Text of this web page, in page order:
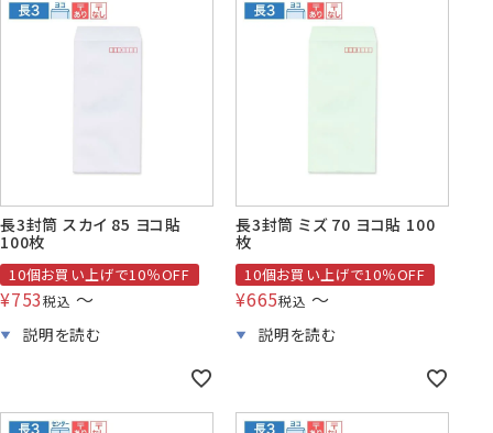
長3封筒 スカイ 85 ヨコ貼
100枚
10個お買い上げで10％OFF
¥753税込 〜
長3封筒 ミズ 70 ヨコ貼 100
枚
10個お買い上げで10％OFF
¥665税込 〜